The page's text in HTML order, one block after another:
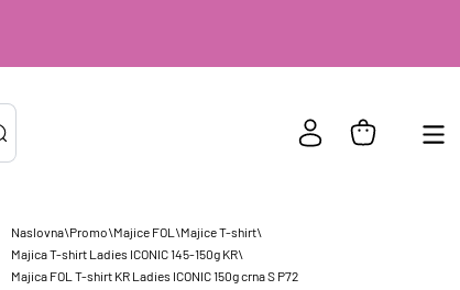
POSTOJEĆIH KORISNIKA
*
Naslovna\Promo\Majice FOL \Majice T-shirt\
Majica T-shirt Ladies ICONIC 145-150g KR\
Majica FOL T-shirt KR Ladies ICONIC 150g crna S P72